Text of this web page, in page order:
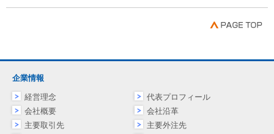
企業情報
経営理念
代表プロフィール
会社概要
会社沿革
主要取引先
主要外注先